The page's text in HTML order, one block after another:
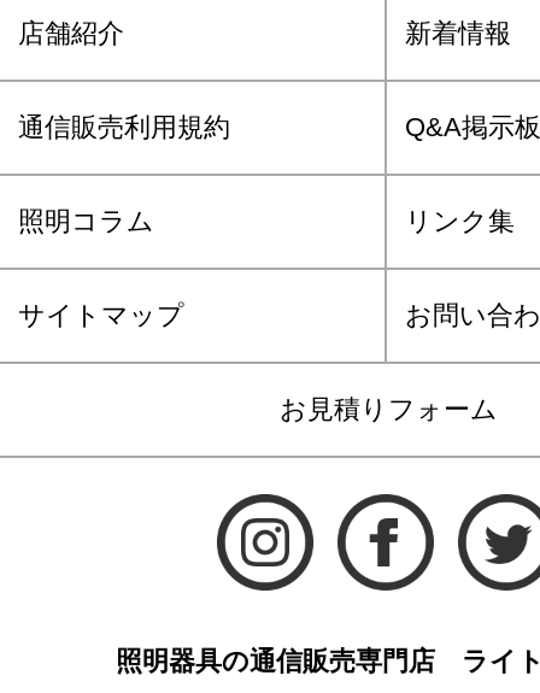
店舗紹介 新着情報
通信販売利用規約 Q&A掲示板
照明コラム リンク集
サイトマップ お問い合
お見積りフォーム
照明器具の通信販売専門店 ライ